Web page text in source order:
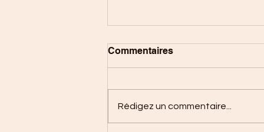
Commentaires
Rédigez un commentaire...